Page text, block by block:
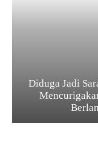
Diduga Jadi